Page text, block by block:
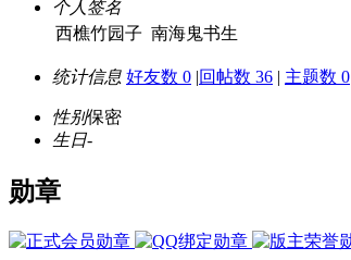
个人签名
西樵竹园子 南海鬼书生
统计信息 好友数 0 |回帖数 36 | 主题数 0
性别保密
生日-
勋章